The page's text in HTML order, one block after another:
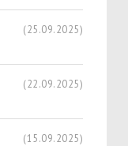
(25.09.2025)
(22.09.2025)
(15.09.2025)